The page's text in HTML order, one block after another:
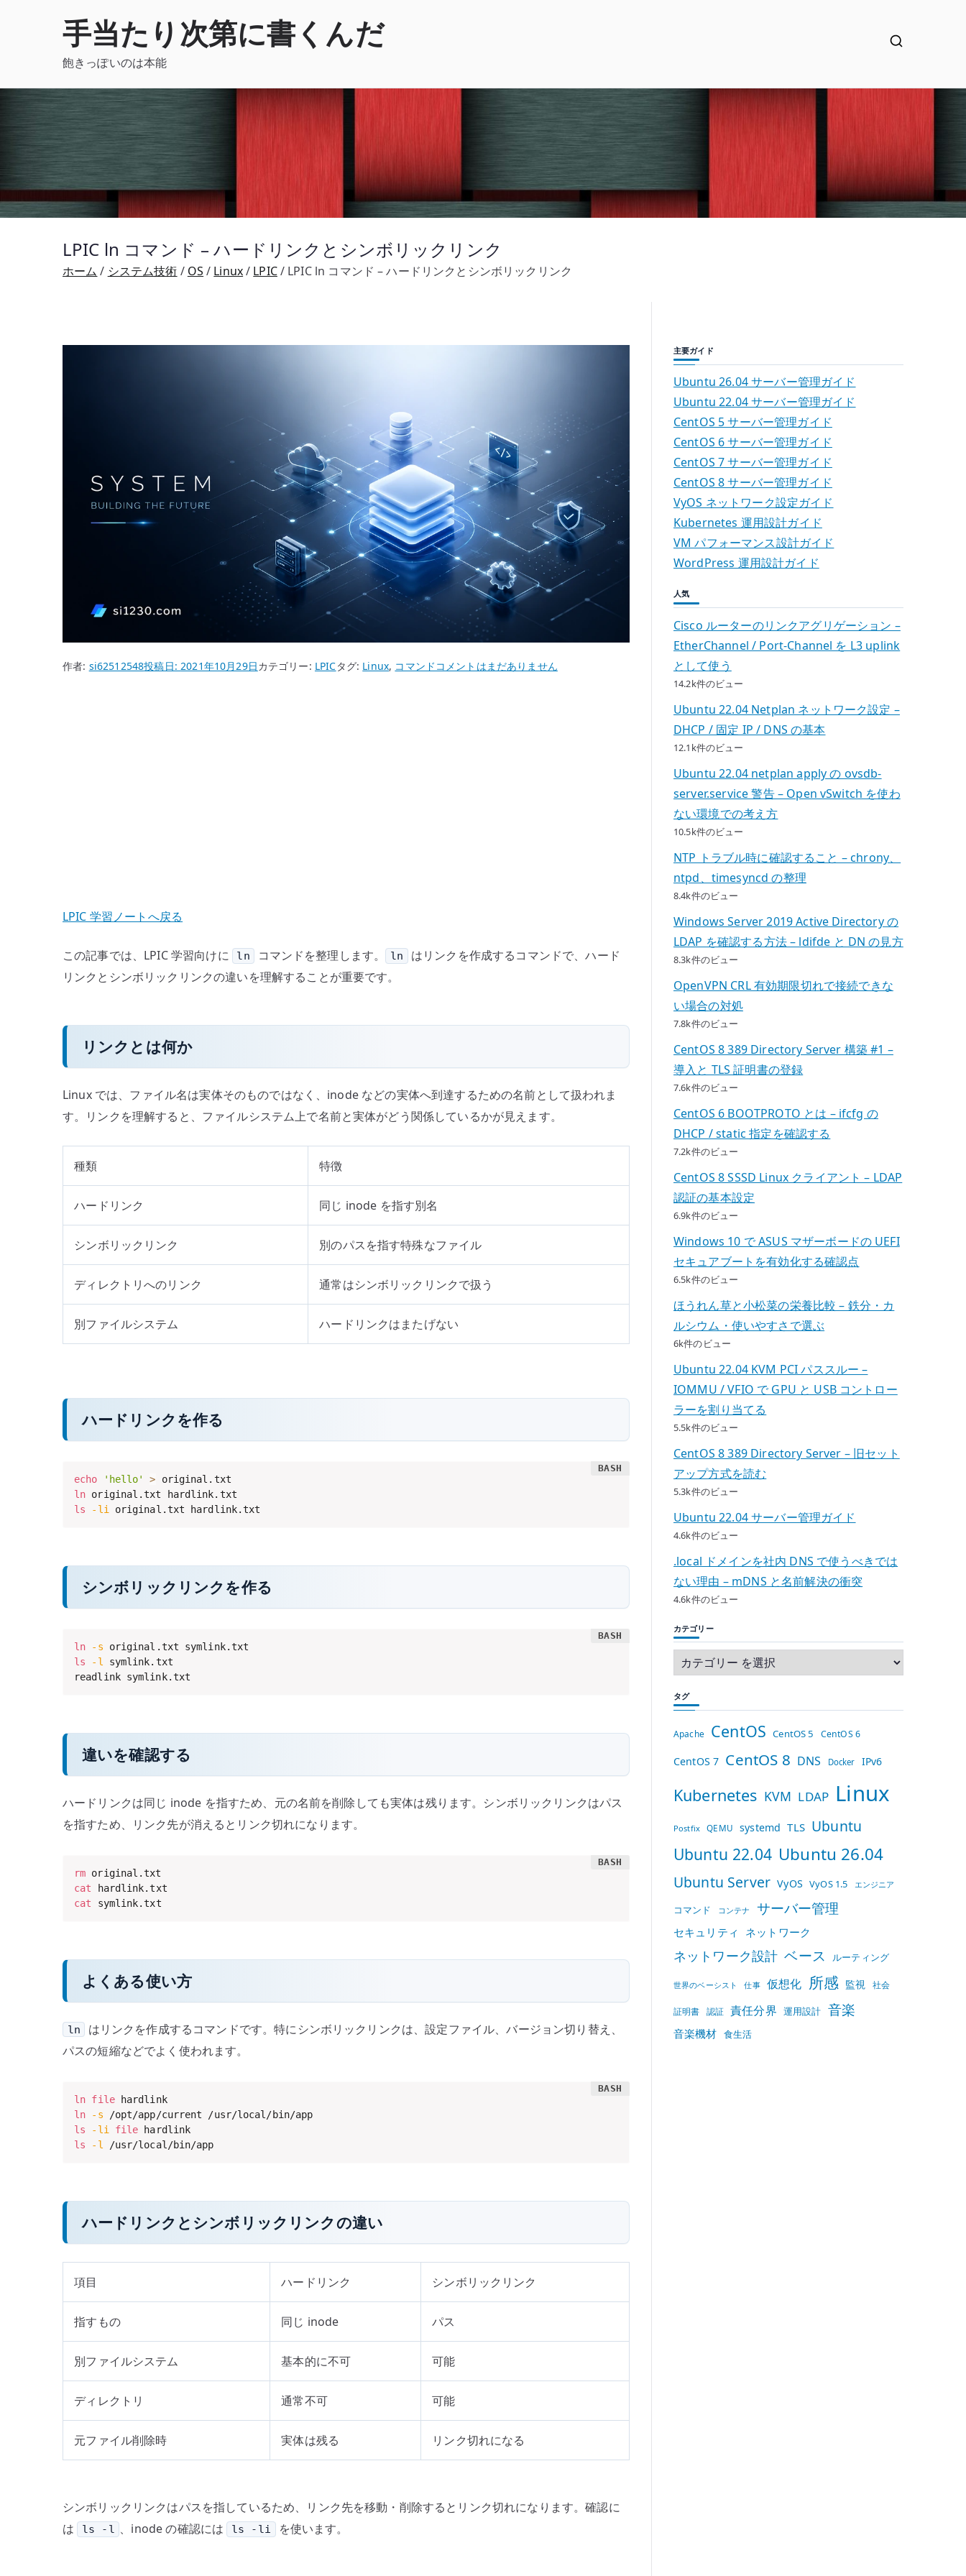
手当たり次第に書くんだ
飽きっぽいのは本能
LPIC ln コマンド – ハードリンクとシンボリックリンク
ホーム システム技術 OS Linux LPIC LPIC ln コマンド – ハードリンクとシンボリックリンク
作者: si62512548投稿日:2021年10月29日カテゴリー: LPICタグ: Linux, コマンド LPIC
ボ
へ
の
コメントはまだありません
LPIC 学習ノートへ戻る
この記事では、LPIC 学習向けに ln コマンドを整理します。 ln
はリンクを作成するコマンドで、ハード
リンクとシンボリックリンクの違いを理解することが重要です。
リンクとは何か
Linux では、ファイル名は実体そのものではなく、inode などの実体へ到達するための名前として扱われま
す。リンクを理解すると、ファイルシステム上で名前と実体がどう関係しているかが見えます。
種類 特徴
ハードリンク 同じ inode を指す別名
シンボリックリンク 別のパスを指す特殊なファイル
ディレクトリへのリンク 通常はシンボリックリンクで扱う
別ファイルシステム ハードリンクはまたげない
ハードリンクを作る
echo 'hello' >
ln
ls
-li original.txt hardlink.txt
シンボリックリンクを作る
ln -s
ls
-l symlink.txt
readlink symlink.txt
違いを確認する
ハードリンクは同じ inode を指すため、元の名前を削除しても実体は残ります。シンボリックリンクはパス
を指すため、リンク先が消えるとリンク切れになります。
rm
cat
cat symlink.txt
よくある使い方
ln
はリンクを作成するコマンドです。特にシンボリックリンクは、設定ファイル、バージョン切り替え、
パスの短縮などでよく使われます。
ln file
hardlink
ln
-s
ls
-li file
ls
-l /usr/local/bin/app
ハードリンクとシンボリックリンクの違い
項目 ハードリンク シンボリックリンク
指すもの 同じ inode パス
別ファイルシステム 基本的に不可 可能
ディレクトリ 通常不可 可能
元ファイル削除時 実体は残る リンク切れになる
シンボリックリンクはパスを指しているため、リンク先を移動・削除するとリンク切れになります。確認に
は
ls -l 、inode の確認には ls -li を使います。
主要ガイド
Ubuntu 26.04 サーバー管理ガイド
Ubuntu 22.04 サーバー管理ガイド
CentOS 5 サーバー管理ガイド
CentOS 6 サーバー管理ガイド
CentOS 7 サーバー管理ガイド
CentOS 8 サーバー管理ガイド
VyOS ネットワーク設定ガイド
Kubernetes 運用設計ガイド
VM パフォーマンス設計ガイド
WordPress 運用設計ガイド
人気
Cisco ルーターのリンクアグリゲーション –
EtherChannel / Port-Channel を L3 uplink
として使う
14.2k件のビュー
Ubuntu 22.04 Netplan ネットワーク設定 –
DHCP / 固定 IP / DNS の基本
12.1k件のビュー
Ubuntu 22.04 netplan apply の ovsdb-
server.service 警告 – Open vSwitch を使わ
ない環境での考え方
10.5k件のビュー
NTP トラブル時に確認すること – chrony、
ntpd、timesyncd の整理
8.4k件のビュー
Windows Server 2019 Active Directory の
LDAP を確認する方法 – ldifde と DN の見方
8.3k件のビュー
OpenVPN CRL 有効期限切れで接続できな
い場合の対処
7.8k件のビュー
CentOS 8 389 Directory Server 構築 #1 –
導入と TLS 証明書の登録
7.6k件のビュー
CentOS 6 BOOTPROTO とは – ifcfg の
DHCP / static 指定を確認する
7.2k件のビュー
CentOS 8 SSSD Linux クライアント – LDAP
認証の基本設定
6.9k件のビュー
Windows 10 で ASUS マザーボードの UEFI
セキュアブートを有効化する確認点
6.5k件のビュー
ほうれん草と小松菜の栄養比較 – 鉄分・カ
ルシウム・使いやすさで選ぶ
6k件のビュー
Ubuntu 22.04 KVM PCI パススルー –
IOMMU / VFIO で GPU と USB コントロー
ラーを割り当てる
5.5k件のビュー
CentOS 8 389 Directory Server – 旧セット
アップ方式を読む
5.3k件のビュー
Ubuntu 22.04 サーバー管理ガイド
4.6k件のビュー
.local ドメインを社内 DNS で使うべきでは
ない理由 – mDNS と名前解決の衝突
4.6k件のビュー
カテゴリー
タグ
Apache CentOS CentOS 5 CentOS 6
CentOS 7 CentOS 8 DNS Docker IPv6
Kubernetes KVM LDAP Linux
Postfix QEMU systemd TLS Ubuntu
Ubuntu 22.04 Ubuntu 26.04
Ubuntu Server VyOS VyOS 1.5 エンジニア
コマンド コンテナ サーバー管理
セキュリティ ネットワーク
ネットワーク設計 ベース ルーティング
世界のベーシスト 仕事 仮想化 所感 監視 社会
証明書 認証 責任分界 運用設計 音楽
音楽機材 食生活